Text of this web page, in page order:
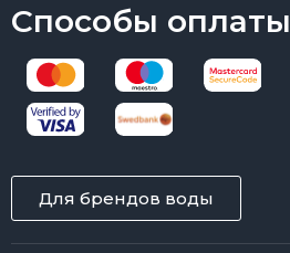
Способы оплаты
Для брендов воды